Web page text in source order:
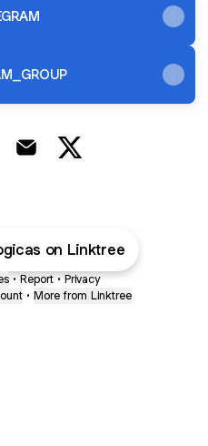
on Linktree
• Report • Privacy
• More from Linktree